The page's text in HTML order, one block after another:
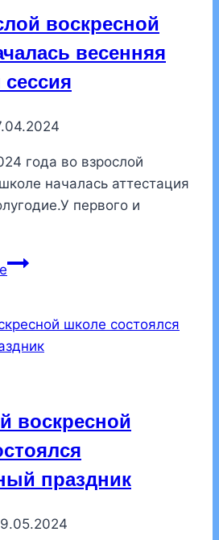
главная
опора»
воскресной
весенняя
сессия
года во взрослой
началась аттестация
первого и
Во
школе
началась
сессия
воскресной
праздник